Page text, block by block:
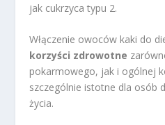
jak cukrzyca typu 2.
Włączenie owoców kaki do
korzyści zdrowotne
pokarmowego, jak i ogólnej
szczególnie istotne dla osób
życia.